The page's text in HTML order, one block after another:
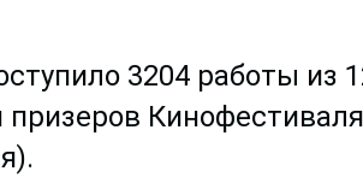
3204 работы из
Кинофестиваля